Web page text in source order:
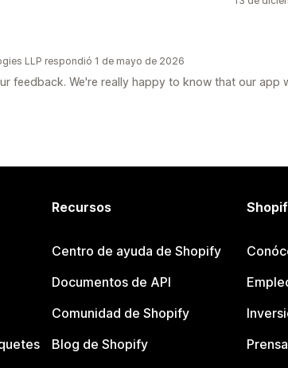
LLP respondió 1 de mayo de 2026
feedback. We're really happy to know that our app
Recursos
Centro de ayuda de Shopify
Documentos de API
Comunidad de Shopify
Blog de Shopify